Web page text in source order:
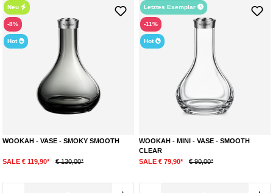
Neu
-8%
Hot
WOOKAH - VASE - SMOKY SMOOTH
SALE € 119,90* € 130,00*
Letztes Exemplar
-11%
Hot
WOOKAH - MINI - VASE - SMOOTH
CLEAR
SALE € 79,90*
€ 90,00*